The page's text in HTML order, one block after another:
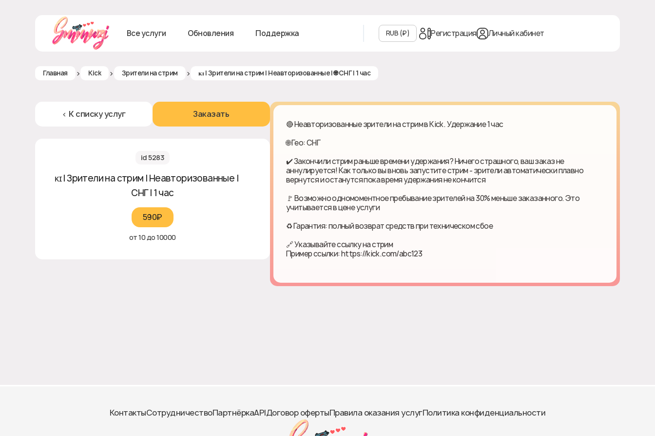
Все услуги Обновления Поддержка RUB (₽‎) Регистрация Личный кабинет
Главная > Kick > Зрители на стрим > ᴋɪ | Зрители на стрим | Неавторизованные | 🌐 СНГ | 1 час
< К списку услуг Заказать
id 5283
ᴋɪ | Зрители на стрим | Неавторизованные | 🌐
СНГ | 1 час
590₽‎
от 10 до 10000
🔴 Неавторизованные зрители на стрим в Kick. Удержание 1 час
🌐 Гео: СНГ
✔️ Закончили стрим раньше времени удержания? Ничего страшного, ваш заказ не
аннулируется! Как только вы вновь запустите стрим - зрители автоматически плавно
вернутся и останутся пока время удержания не кончится
🚩 Возможно одномоментное пребывание зрителей на 30% меньше заказанного. Это
учитывается в цене услуги
♻ Гарантия: полный возврат средств при техническом сбое
🔗 Указывайте ссылку на стрим
Пример ссылки: https://kick.com/abc123
КонтактыСотрудничествоПартнёркаAPIДоговор офертыПравила оказания услугПолитика конфиденциальности